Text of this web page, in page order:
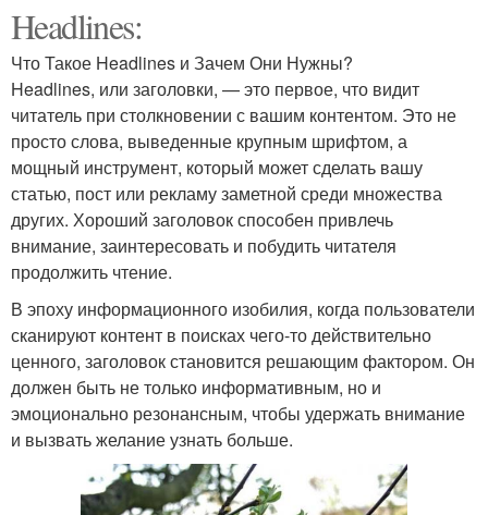
Headlines:
Что Такое Headlines и Зачем Они Нужны?
Headlines, или заголовки, — это первое, что видит
читатель при столкновении с вашим контентом. Это не
просто слова, выведенные крупным шрифтом, а
мощный инструмент, который может сделать вашу
статью, пост или рекламу заметной среди множества
других. Хороший заголовок способен привлечь
внимание, заинтересовать и побудить читателя
продолжить чтение.
В эпоху информационного изобилия, когда пользователи
сканируют контент в поисках чего-то действительно
ценного, заголовок становится решающим фактором. Он
должен быть не только информативным, но и
эмоционально резонансным, чтобы удержать внимание
и вызвать желание узнать больше.